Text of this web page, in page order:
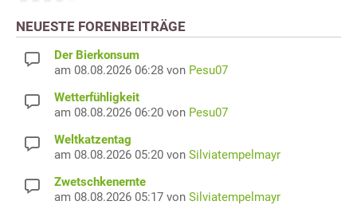
NEUESTE FORENBEITRÄGE
Der Bierkonsum
am 08.08.2026 06:28 von Pesu07
Wetterfühligkeit
am 08.08.2026 06:20 von Pesu07
Weltkatzentag
am 08.08.2026 05:20 von Silviatempelmayr
Zwetschkenernte
am 08.08.2026 05:17 von Silviatempelmayr